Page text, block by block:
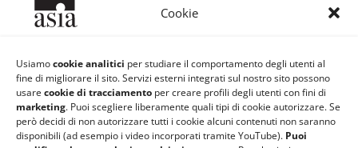
Cookie
Usiamocookie analitici per studiare il comportamento degli utenti al
fine di migliorare il sito. Servizi esterni integrati sul nostro sito possono
usare cookie di tracciamento per creare profili degli utenti con fini di
marketing. Puoi scegliere liberamente quali tipi di cookie autorizzare. Se
però decidi di non autorizzare tutti i cookie alcuni contenuti non saranno
disponibili (ad esempio i video incorporati tramite YouTube). Puoi
dell’Haiku
22 Novembre 2017
della Giornata
Morandiana
18 Aprile 2016